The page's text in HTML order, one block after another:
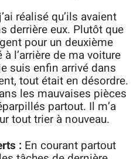
réalisé qu’ils avaient
derrière eux. Plutôt que
pour un deuxième
l’arrière de ma voiture
suis enfin arrivé dans
tout était en désordre.
les mauvaises pièces
partout. Il m’a
tout trier à nouveau.
: En courant partout